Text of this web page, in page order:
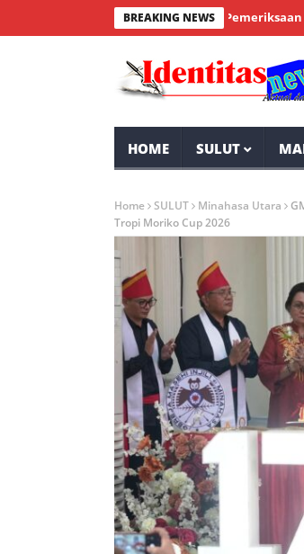
BREAKING NEWS
Bintauna Sukses Gelar Pemeriksaan
HOME SULUT
Home SULUT Minahasa Utara
Tropi Moriko Cup 2026